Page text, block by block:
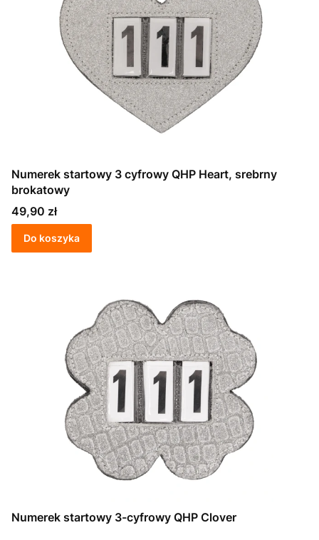
Numerek startowy 3 cyfrowy QHP Heart, srebrny
brokatowy
Cena
49,90 zł
Do koszyka
Numerek startowy 3-cyfrowy QHP Clover